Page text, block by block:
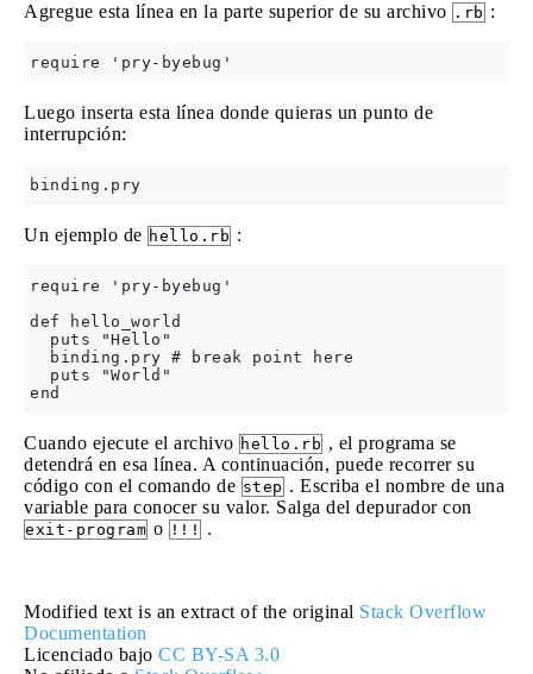
Agregue esta línea en la parte superior de su archivo .rb :
Luego inserta esta línea donde quieras un punto de
interrupción:
Un ejemplo de hello.rb :
require 'pry-byebug'
def hello_world
  puts "Hello"
  binding.pry # break point here
  puts "World"
Cuando ejecute el archivo hello.rb , el programa se
detendrá en esa línea. A continuación, puede recorrer su
código con el comando de step . Escriba el nombre de una
variable para conocer su valor. Salga del depurador con
exit-program o !!! .
Modified text is an extract of the original Stack Overflow
Documentation
Licenciado bajo CC BY-SA 3.0